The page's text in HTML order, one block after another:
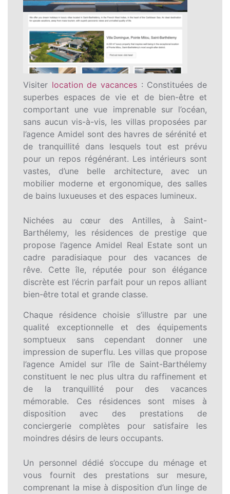
Visiter location de vacances : Constituées de
superbes espaces de vie et de bien-être et
comportant une vue imprenable sur l’océan,
sans aucun vis-à-vis, les villas proposées par
l’agence Amidel sont des havres de sérénité et
de tranquillité dans lesquels tout est prévu
pour un repos régénérant. Les intérieurs sont
vastes, d’une belle architecture, avec un
mobilier moderne et ergonomique, des salles
de bains luxueuses et des espaces lumineux.
Nichées au cœur des Antilles, à Saint-
Barthélemy, les résidences de prestige que
propose l’agence Amidel Real Estate sont un
cadre paradisiaque pour des vacances de
rêve. Cette île, réputée pour son élégance
discrète est l’écrin parfait pour un repos alliant
bien-être total et grande classe.
Chaque résidence choisie s’illustre par une
qualité exceptionnelle et des équipements
somptueux sans cependant donner une
impression de superflu. Les villas que propose
l’agence Amidel sur l’île de Saint-Barthélemy
constituent le nec plus ultra du raffinement et
de la tranquillité pour des vacances
mémorable. Ces résidences sont mises à
disposition avec des prestations de
conciergerie complètes pour satisfaire les
moindres désirs de leurs occupants.
Un personnel dédié s’occupe du ménage et
vous fournit des prestations sur mesure,
comprenant la mise à disposition d’un linge de